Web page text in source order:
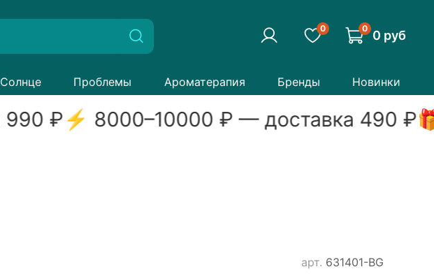
0 0 0 руб
Солнце Проблемы Ароматерапия Бренды Новинки
990₽⚡ 8000–10000₽ — доставка 490₽
арт. 631401-BG